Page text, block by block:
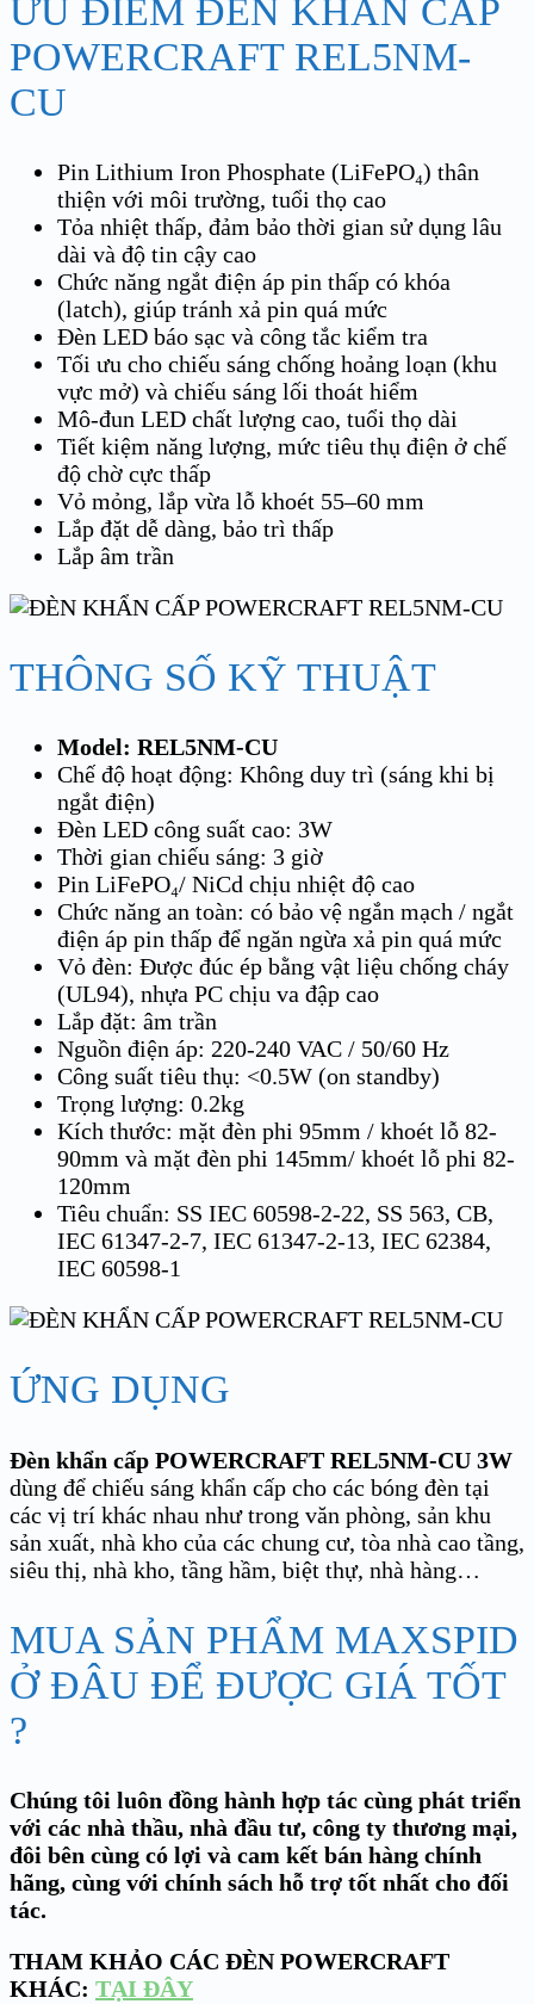
ƯU ĐIỂM ĐÈN KHẨN CẤP
POWERCRAFT REL5NM-
CU
Pin Lithium Iron Phosphate (LiFePO₄) thân
thiện với môi trường, tuổi thọ cao
Tỏa nhiệt thấp, đảm bảo thời gian sử dụng lâu
dài và độ tin cậy cao
Chức năng ngắt điện áp pin thấp có khóa
(latch), giúp tránh xả pin quá mức
Đèn LED báo sạc và công tắc kiểm tra
Tối ưu cho chiếu sáng chống hoảng loạn (khu
vực mở) và chiếu sáng lối thoát hiểm
Mô-đun LED chất lượng cao, tuổi thọ dài
Tiết kiệm năng lượng, mức tiêu thụ điện ở chế
độ chờ cực thấp
Vỏ mỏng, lắp vừa lỗ khoét 55–60 mm
Lắp đặt dễ dàng, bảo trì thấp
Lắp âm trần
THÔNG SỐ KỸ THUẬT
Model: REL5NM-CU
Chế độ hoạt động: Không duy trì (sáng khi bị
ngắt điện)
Đèn LED công suất cao: 3W
Thời gian chiếu sáng: 3 giờ
Pin LiFePO₄/ NiCd chịu nhiệt độ cao
Chức năng an toàn: có bảo vệ ngắn mạch / ngắt
điện áp pin thấp để ngăn ngừa xả pin quá mức
Vỏ đèn: Được đúc ép bằng vật liệu chống cháy
(UL94), nhựa PC chịu va đập cao
Lắp đặt: âm trần
Nguồn điện áp: 220-240 VAC / 50/60 Hz
Công suất tiêu thụ: <0.5W (on standby)
Trọng lượng: 0.2kg
Kích thước: mặt đèn phi 95mm / khoét lỗ 82-
90mm và mặt đèn phi 145mm/ khoét lỗ phi 82-
120mm
Tiêu chuẩn: SS IEC 60598-2-22, SS 563, CB,
IEC 61347-2-7, IEC 61347-2-13, IEC 62384,
IEC 60598-1
ỨNG DỤNG
Đèn khẩn cấp POWERCRAFT REL5NM-CU 3W
dùng để chiếu sáng khẩn cấp cho các bóng đèn tại
các vị trí khác nhau như trong văn phòng, sản khu
sản xuất, nhà kho của các chung cư, tòa nhà cao tầng,
siêu thị, nhà kho, tầng hầm, biệt thự, nhà hàng…
MUA SẢN PHẨM MAXSPID
Ở ĐÂU ĐỂ ĐƯỢC GIÁ TỐT
?
Chúng tôi luôn đồng hành hợp tác cùng phát triển
với các nhà thầu, nhà đầu tư, công ty thương mại,
đôi bên cùng có lợi và cam kết bán hàng chính
hãng, cùng với chính sách hỗ trợ tốt nhất cho đối
tác.
THAM KHẢO CÁC ĐÈN POWERCRAFT
KHÁC: TẠI ĐÂY